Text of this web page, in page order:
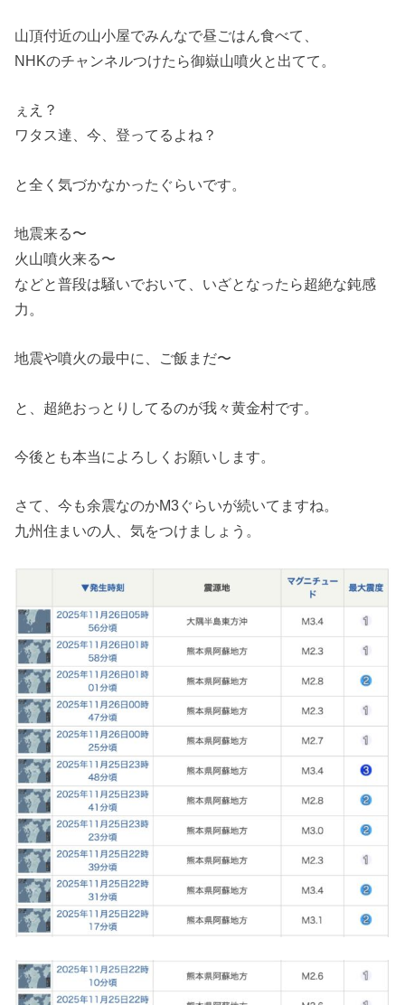
山頂付近の山小屋でみんなで昼ごはん食べて、
NHKのチャンネルつけたら御嶽山噴火と出てて。
ぇえ？
ワタス達、今、登ってるよね？
と全く気づかなかったぐらいです。
地震来る〜
火山噴火来る〜
などと普段は騒いでおいて、いざとなったら超絶な鈍感
力。
地震や噴火の最中に、ご飯まだ〜
と、超絶おっとりしてるのが我々黄金村です。
今後とも本当によろしくお願いします。
さて、今も余震なのかM3ぐらいが続いてますね。
九州住まいの人、気をつけましょう。